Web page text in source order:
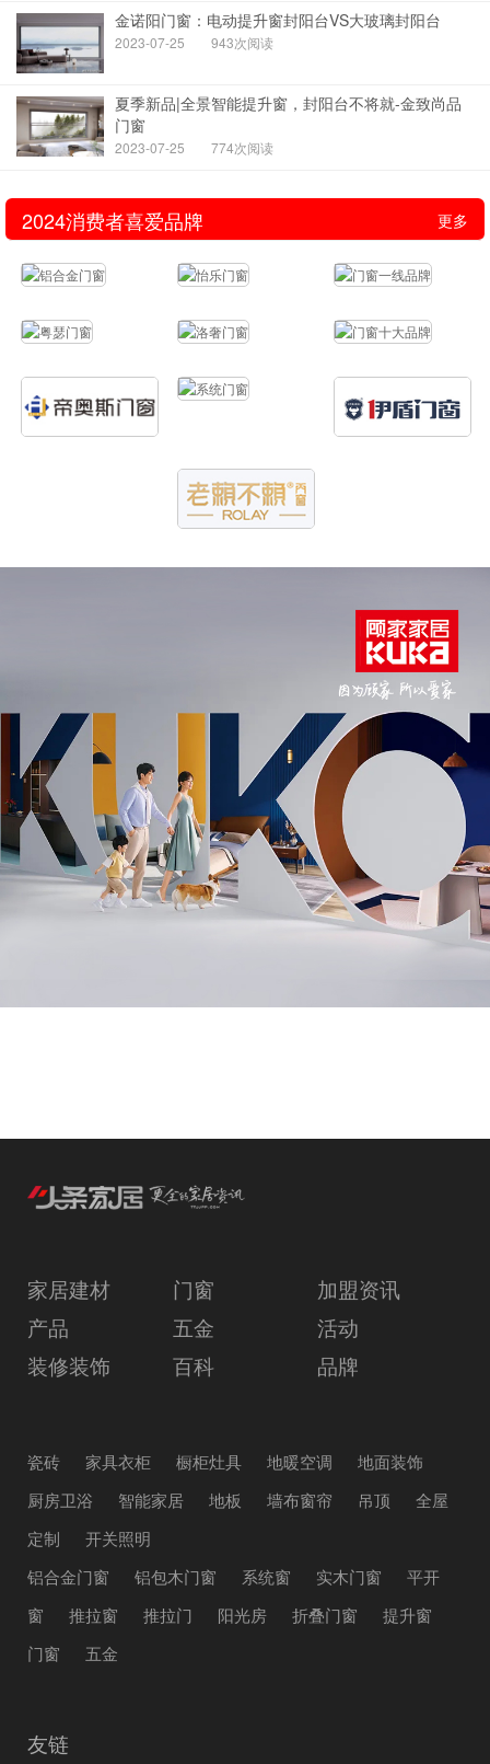
金诺阳门窗：电动提升窗封阳台VS大玻璃封阳台
2023-07-25 943次阅读
夏季新品|全景智能提升窗，封阳台不将就-金致尚品
门窗
2023-07-25 774次阅读
2024消费者喜爱品牌 更多
家居建材 门窗
加盟资讯
产品
五金
活动
装修装饰
百科 品牌
瓷砖 家具衣柜 橱柜灶具 地暖空调
地面装饰
厨房卫浴
智能家居 地板 墙布窗帘 吊顶
全屋
定制
开关照明
铝合金门窗
铝包木门窗 系统窗 实木门窗
平开
窗
推拉窗 推拉门 阳光房 折叠门窗
提升窗
门窗
五金
友链